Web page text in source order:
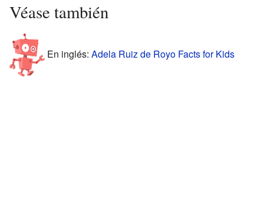
Véase también
En inglés: Adela Ruiz de Royo Facts for Kids